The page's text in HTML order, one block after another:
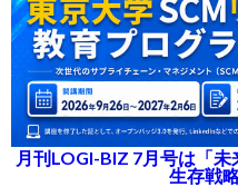
月刊LOGI-BIZ 7月号は「
生存戦